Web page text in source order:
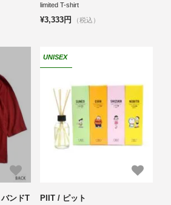
limited T-shirt
¥3,333円 （税込）
ンドT
UNISEX
PIIT / ピット